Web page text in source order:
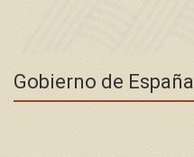
Gobierno de España